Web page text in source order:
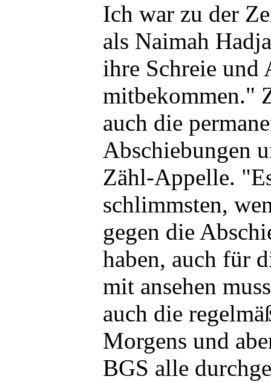
Ich war zu der
als Naimah
ihre Schreie und
mitbekommen."
auch die
Abschiebungen
Zähl-Appelle.
schlimmsten,
gegen die
haben, auch für
mit ansehen
auch die
Morgens und
BGS alle